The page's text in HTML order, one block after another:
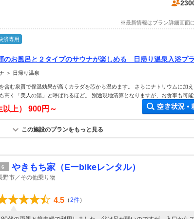
※最新情報はプラン詳細画面
済専用
のお風呂と２タイプのサウナが楽しめる 日帰り温泉入浴プ
＞ 日帰り温泉
含む泉質で保温効果が高くカラダを芯から温めます。 さらにナトリウムに加
高く「美人の湯」と呼ばれるほど。 別途現地清算となりますが、お食事も可能
上） 900円～
この施設のプランをもっと見る
6 やきもち家（Eーbikeレンタル）
野市／その他乗り物
4.5 （2件）